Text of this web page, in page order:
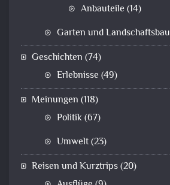
Anbauteile (14)
Garten und Landschaftsbau
Geschichten (74)
Erlebnisse (49)
Meinungen (118)
Politik(67)
Umwelt(23)
Reisen und Kurztrips(20)